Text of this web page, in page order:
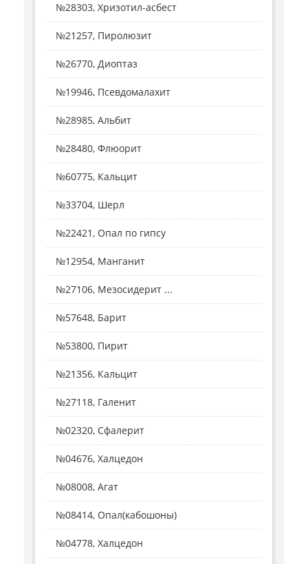
№28303, Хризотил-асбест
№21257, Пиролюзит
№26770, Диоптаз
№19946, Псевдомалахит
№28985, Альбит
№28480, Флюорит
№60775, Кальцит
№33704, Шерл
№22421, Опал по гипсу
№12954, Манганит
№27106, Мезосидерит ...
№57648, Барит
№53800, Пирит
№21356, Кальцит
№27118, Галенит
№02320, Сфалерит
№04676, Халцедон
№08008, Агат
№08414, Опал(кабошоны)
№04778, Халцедон